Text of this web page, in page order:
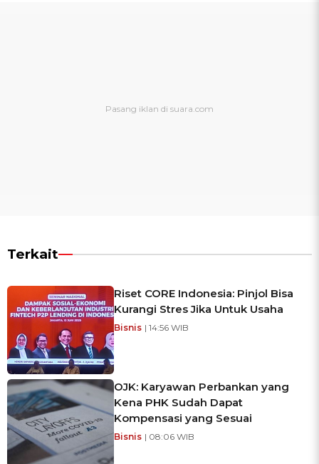
Terkait
Riset CORE Indonesia: Pinjol Bisa
Kurangi Stres Jika Untuk Usaha
Bisnis | 14:56 WIB
OJK: Karyawan Perbankan yang
Kena PHK Sudah Dapat
Kompensasi yang Sesuai
Bisnis | 08:06 WIB